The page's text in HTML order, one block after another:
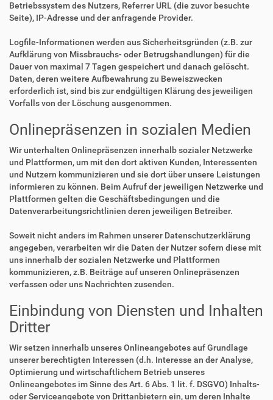
Betriebssystem des Nutzers, Referrer URL (die zuvor besuchte
Seite), IP-Adresse und der anfragende Provider.
Logfile-Informationen werden aus Sicherheitsgründen (z.B. zur
Aufklärung von Missbrauchs- oder Betrugshandlungen) für die
Dauer von maximal 7 Tagen gespeichert und danach gelöscht.
Daten, deren weitere Aufbewahrung zu Beweiszwecken
erforderlich ist, sind bis zur endgültigen Klärung des jeweiligen
Vorfalls von der Löschung ausgenommen.
Onlinepräsenzen in sozialen Medien
Wir unterhalten Onlinepräsenzen innerhalb sozialer Netzwerke
und Plattformen, um mit den dort aktiven Kunden, Interessenten
und Nutzern kommunizieren und sie dort über unsere Leistungen
informieren zu können. Beim Aufruf der jeweiligen Netzwerke und
Plattformen gelten die Geschäftsbedingungen und die
Datenverarbeitungsrichtlinien deren jeweiligen Betreiber.
Soweit nicht anders im Rahmen unserer Datenschutzerklärung
angegeben, verarbeiten wir die Daten der Nutzer sofern diese mit
uns innerhalb der sozialen Netzwerke und Plattformen
kommunizieren, z.B. Beiträge auf unseren Onlinepräsenzen
verfassen oder uns Nachrichten zusenden.
Einbindung von Diensten und Inhalten
Dritter
Wir setzen innerhalb unseres Onlineangebotes auf Grundlage
unserer berechtigten Interessen (d.h. Interesse an der Analyse,
Optimierung und wirtschaftlichem Betrieb unseres
Onlineangebotes im Sinne des Art. 6 Abs. 1 lit. f. DSGVO) Inhalts-
oder Serviceangebote von Drittanbietern ein, um deren Inhalte